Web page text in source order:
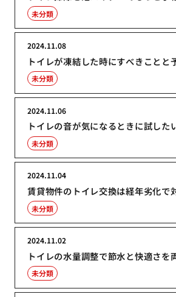
未分類
トイレが凍結した時にすべきことと
2024.11.08
未分類
トイレの音が気になるときに試した
2024.11.06
未分類
賃貸物件のトイレ交換は経年劣化で
2024.11.04
未分類
トイレの水量調整で節水と快適さを
2024.11.02
未分類